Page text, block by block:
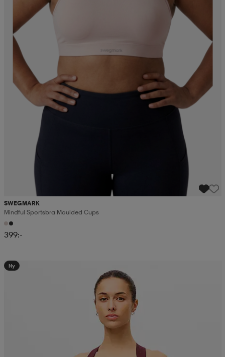
SWEGMARK
Mindful Sportsbra Moulded Cups
399:-
Ny